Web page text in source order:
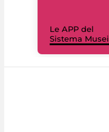
Le APP del
Sistema Musei